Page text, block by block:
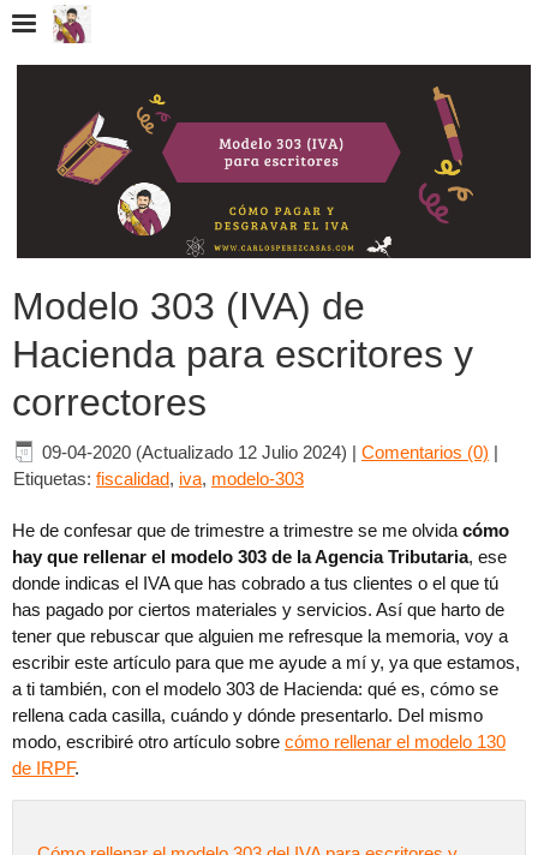
Modelo 303 (IVA) de
Hacienda para escritores y
correctores
09-04-2020 (Actualizado 12 Julio 2024) | Comentarios (0) |
Etiquetas: fiscalidad, iva, modelo-303
He de confesar que de trimestre a trimestre se me olvidacómo
hay que rellenar el modelo 303 de la Agencia Tributaria, ese
donde indicas el IVA que has cobrado a tus clientes o el que tú
has pagado por ciertos materiales y servicios. Así que harto de
tener que rebuscar que alguien me refresque la memoria, voy a
escribir este artículo para que me ayude a mí y, ya que estamos,
a ti también, con el modelo 303 de Hacienda: qué es, cómo se
rellena cada casilla, cuándo y dónde presentarlo. Del mismo
modo, escribiré otro artículo sobre cómo rellenar el modelo 130
de IRPF.